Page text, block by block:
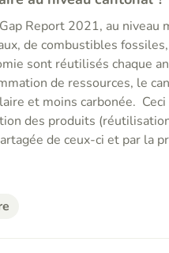
Report 2021, au
de combustibles
sont réutilisés chaque
de ressources, le
et moins carbonée.
des produits
de ceux-ci et par la